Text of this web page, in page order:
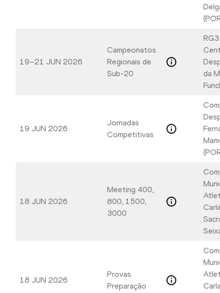
19–21 JUN 2026
Campeonatos
Regionais de
Sub-20
da
19 JUN 2026
Jornadas
Competitivas
18 JUN 2026
Meeting 400,
800, 1500,
3000
18 JUN 2026
Provas
Preparação